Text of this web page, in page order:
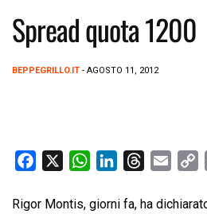
Spread quota 1200
BEPPEGRILLO.IT - AGOSTO 11, 2012
c
W
a
n
r
a
p
Rigor Montis, giorni fa, ha